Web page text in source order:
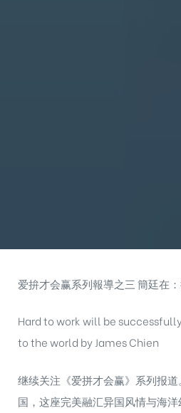
爱拚才会赢系列報導之三 簡廷在
Hard to work will be
to the world by James Chien
继续关注《爱拼才会赢》系列报
国，这座完美融汇异国风情与海